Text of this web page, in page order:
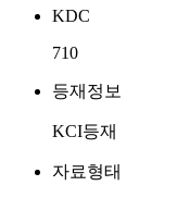
KDC
710
등재정보
KCI등재
자료형태